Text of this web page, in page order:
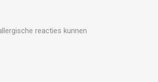
reacties kunnen